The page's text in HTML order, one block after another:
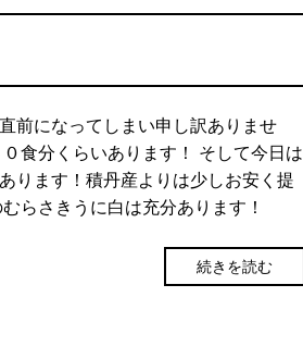
前になってしまい申し訳ありませ
食分くらいあります！ そして今日は
ります！積丹産よりは少しお安く提
らさきうに白は充分あります！
続きを読む